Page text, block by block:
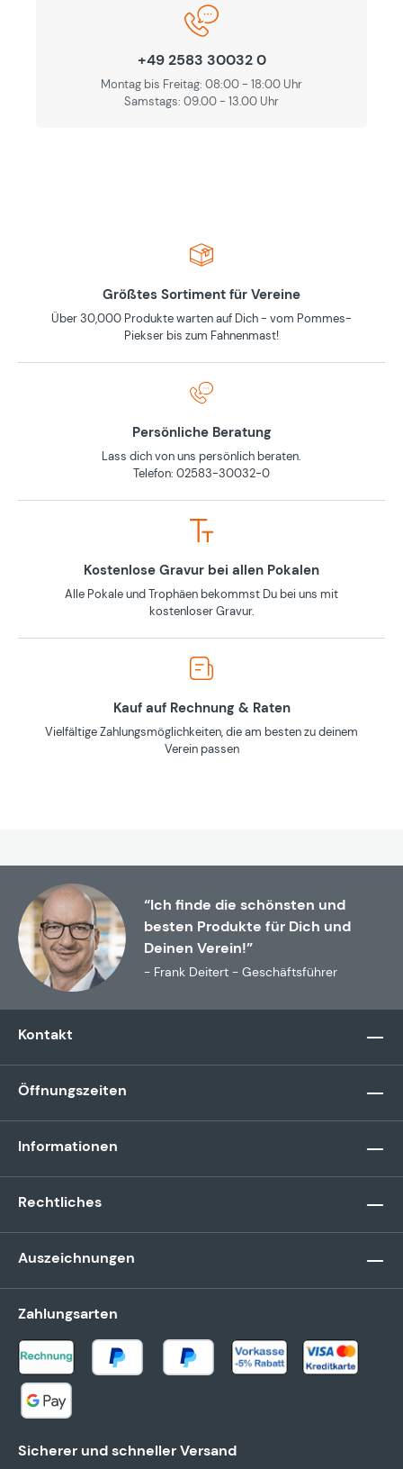
+49 2583 30032 0
Montag bis Freitag: 08:00 - 18:00 Uhr
Samstags: 09.00 - 13.00 Uhr
Größtes Sortiment für Vereine
Über 30,000 Produkte warten auf Dich - vom Pommes-
Piekser bis zum Fahnenmast!
Persönliche Beratung
Lass dich von uns persönlich beraten.
Telefon: 02583-30032-0
Kostenlose Gravur bei allen Pokalen
Alle Pokale und Trophäen bekommst Du bei uns mit
kostenloser Gravur.
Kauf auf Rechnung & Raten
Vielfältige Zahlungsmöglichkeiten, die am besten zu deinem
Verein passen
“Ich finde die schönsten und
besten Produkte für Dich und
Deinen Verein!”
- Frank Deitert - Geschäftsführer
Kontakt
Öffnungszeiten
Informationen
Rechtliches
Auszeichnungen
Zahlungsarten
Sicherer und schneller Versand